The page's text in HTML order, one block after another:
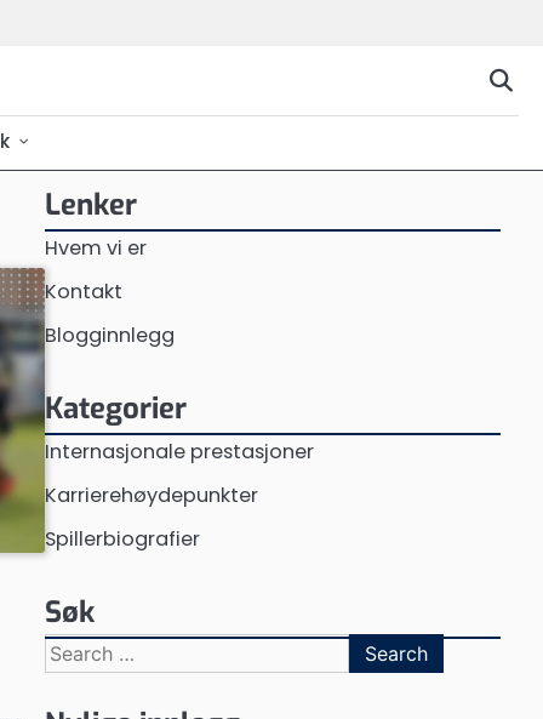
Lenker
Hvem vi er
Kontakt
Blogginnlegg
Kategorier
Internasjonale prestasjoner
Karrierehøydepunkter
Spillerbiografier
Søk
Search
for: